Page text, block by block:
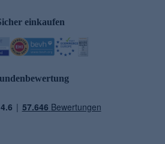
einkaufen